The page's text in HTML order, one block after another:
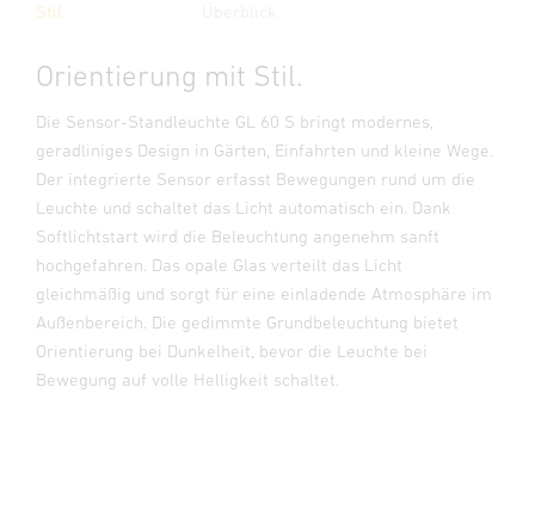
Stil.
Orientierung mit Stil.
Die Sensor-Standleuchte GL 60 S bringt modernes,
geradliniges Design in Gärten, Einfahrten und kleine Wege.
Der integrierte Sensor erfasst Bewegungen rund um die
Leuchte und schaltet das Licht automatisch ein. Dank
Softlichtstart wird die Beleuchtung angenehm sanft
hochgefahren. Das opale Glas verteilt das Licht
gleichmäßig und sorgt für eine einladende Atmosphäre im
Außenbereich. Die gedimmte Grundbeleuchtung bietet
Orientierung bei Dunkelheit, bevor die Leuchte bei
Bewegung auf volle Helligkeit schaltet.